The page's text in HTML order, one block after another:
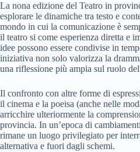
La nona edizione del Teatro in
esplorare le dinamiche tra testo e
mondo in cui la comunicazione è
il teatro si come esperienza diretta e
idee possono essere condivise in
iniziativa non solo valorizza la
una riflessione più ampia sul ruolo
Il confronto con altre forme di
il cinema e la poeisa (anche nelle
arricchire ulteriormente la
provincia. In un’epoca di
rimane un luogo privilegiato per
alternativa e fuori dagli schemi.